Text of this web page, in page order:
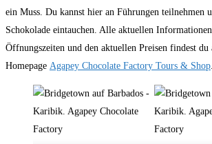
ein Muss. Du kannst hier an Führungen teilnehmen
Schokolade eintauchen. Alle aktuellen
Öffnungszeiten und den aktuellen Preisen findest
Homepage Agapey Chocolate Factory Tours & Shop